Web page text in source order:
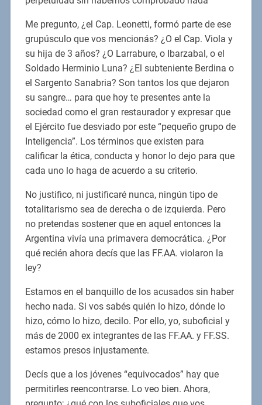
Me pregunto, ¿el Cap. Leonetti, formó parte de ese
grupúsculo que vos mencionás? ¿O el Cap. Viola y
su hija de 3 años? ¿O Larrabure, o Ibarzabal, o el
Soldado Herminio Luna? ¿El subteniente Berdina o
el Sargento Sanabria? Son tantos los que dejaron
su sangre… para que hoy te presentes ante la
sociedad como el gran restaurador y expresar que
el Ejército fue desviado por este “pequeño grupo de
Inteligencia”. Los términos que existen para
calificar la ética, conducta y honor lo dejo para que
cada uno lo haga de acuerdo a su criterio.
No justifico, ni justificaré nunca, ningún tipo de
totalitarismo sea de derecha o de izquierda. Pero
no pretendas sostener que en aquel entonces la
Argentina vivía una primavera democrática. ¿Por
qué recién ahora decís que las FF.AA. violaron la
ley?
Estamos en el banquillo de los acusados sin haber
hecho nada. Si vos sabés quién lo hizo, dónde lo
hizo, cómo lo hizo, decilo. Por ello, yo, suboficial y
más de 2000 ex integrantes de las FF.AA. y FF.SS.
estamos presos injustamente.
Decís que a los jóvenes “equivocados” hay que
permitirles reencontrarse. Lo veo bien. Ahora,